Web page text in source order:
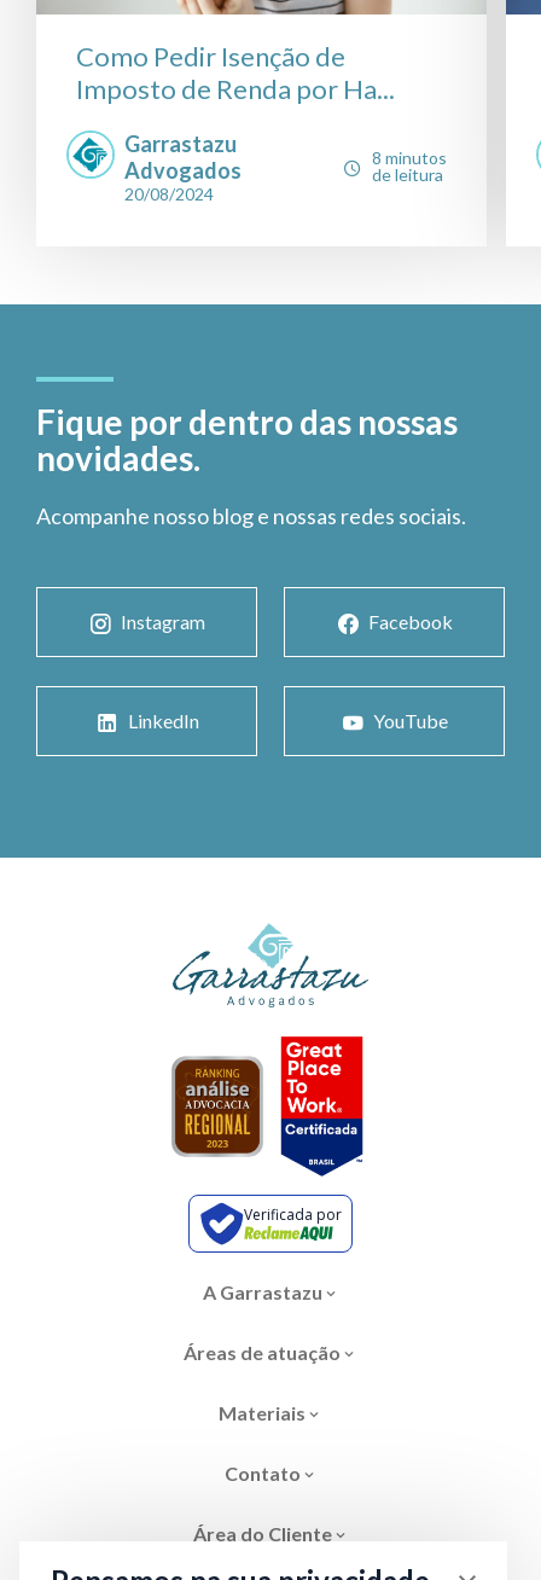
Como Pedir Isenção de
Imposto de Renda por Ha...
Garrastazu
Advogados
20/08/2024
8 minutos
de leitura
Fique por dentro das nossas
novidades.
Acompanhe nosso blog e nossas redes sociais.
Instagram Facebook
LinkedIn YouTube
Verificada por
A Garrastazu
Áreas de atuação
Materiais
Contato
Área do Cliente